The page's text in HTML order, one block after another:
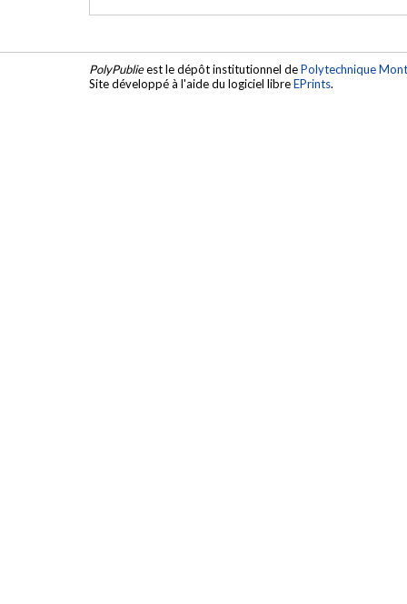
PolyPublieest le dépôt institutionnel dePolytechnique
Site développé à l'aide du logiciel libreEPrints.